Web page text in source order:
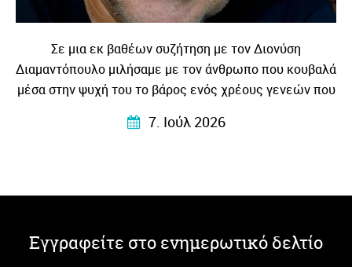
Σε μια εκ βαθέων συζήτηση με τον Διονύση
Διαμαντόπουλο μιλήσαμε με τον άνθρωπο που κουβαλά
μέσα στην ψυχή του το βάρος ενός χρέους γενεών που
συγκλονιστική και κυρίως …αληθινή!
7. Ιούλ 2026
Εγγραφείτε στο ενημερωτικό δελτίο